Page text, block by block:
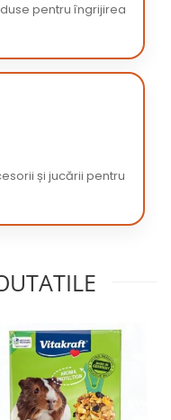
pentru îngrijirea
și jucării pentru